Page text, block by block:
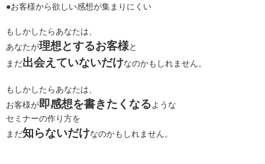
●お客様から欲しい感想が集まりにくい
もしかしたらあなたは、
あなたが理想とするお客様と
まだ出会えていないだけなのかもしれません。
もしかしたらあなたは、
お客様が即感想を書きたくなるような
セミナーの作り方を
まだ知らないだけなのかもしれません。